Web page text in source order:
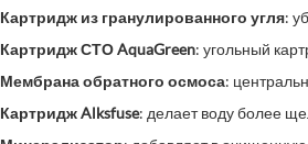
Картридж из гранулированного угля:
Картридж СТО AquaGreen: угольный
Мембрана обратного осмоса:
Картридж Alksfuse: делает воду более